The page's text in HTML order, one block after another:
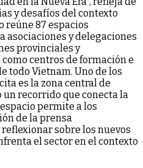
y desafíos del contexto
reúne 87 espacios
asociaciones y delegaciones
provinciales y
centros de formación e
todo Vietnam. Uno de los
es la zona central de
un recorrido que conecta la
permite a los
de la prensa
sobre los nuevos
el sector en el contexto